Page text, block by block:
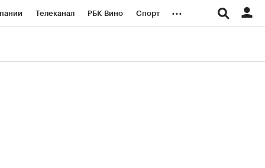
Телеканал РБК Вино Спорт ...